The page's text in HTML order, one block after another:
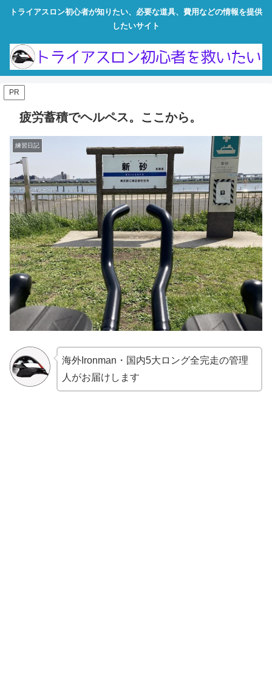
トライアスロン初心者が知りたい、必要な道具、費用などの情報を提供
したいサイト
PR
疲労蓄積でヘルペス。ここから。
練習日記
海外Ironman・国内5大ロング全完走の管理
人がお届けします